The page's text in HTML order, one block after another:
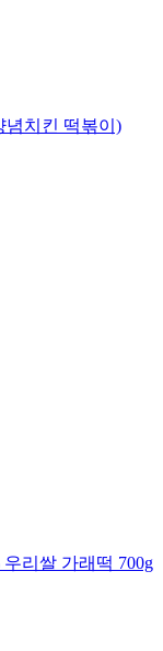
념치킨 떡볶이)
리쌀 가래떡 700g